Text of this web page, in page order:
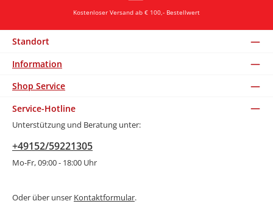
Kostenloser Versand ab € 100,- Bestellwert
Standort
Information
Shop Service
Service-Hotline
Unterstützung und Beratung unter:
+49152/59221305
Mo-Fr, 09:00 - 18:00 Uhr
Oder über unser Kontaktformular.